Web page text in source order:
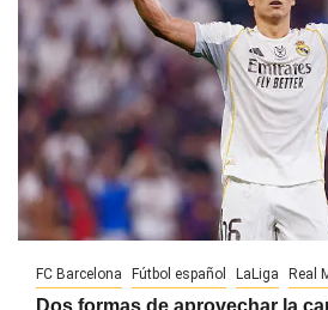
FC Barcelona Fútbol español LaLiga Real
Dos formas de aprovechar la